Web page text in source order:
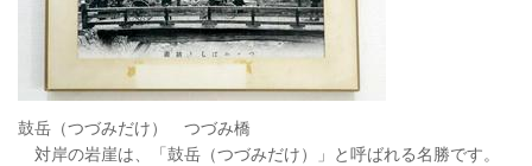
鼓岳（つづみだけ） つづみ橋
対岸の岩崖は、「鼓岳（つづみだけ）」と呼ばれる名勝です。